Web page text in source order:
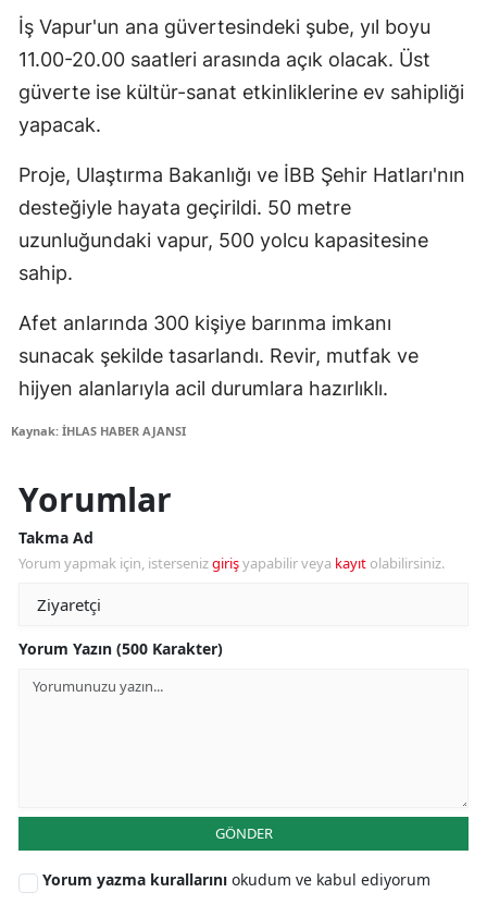
İş Vapur'un ana güvertesindeki şube, yıl boyu
11.00-20.00 saatleri arasında açık olacak. Üst
güverte ise kültür-sanat etkinliklerine ev sahipliği
yapacak.
Proje, Ulaştırma Bakanlığı ve İBB Şehir Hatları'nın
desteğiyle hayata geçirildi. 50 metre
uzunluğundaki vapur, 500 yolcu kapasitesine
sahip.
Afet anlarında 300 kişiye barınma imkanı
sunacak şekilde tasarlandı. Revir, mutfak ve
hijyen alanlarıyla acil durumlara hazırlıklı.
Kaynak: İHLAS HABER AJANSI
Yorumlar
Takma Ad
Yorum yapmak için, istersenizgirişyapabilir veya kayıt olabilirsiniz.
Yorum Yazın (500 Karakter)
GÖNDER
Yorum yazma kurallarını okudum ve kabul ediyorum